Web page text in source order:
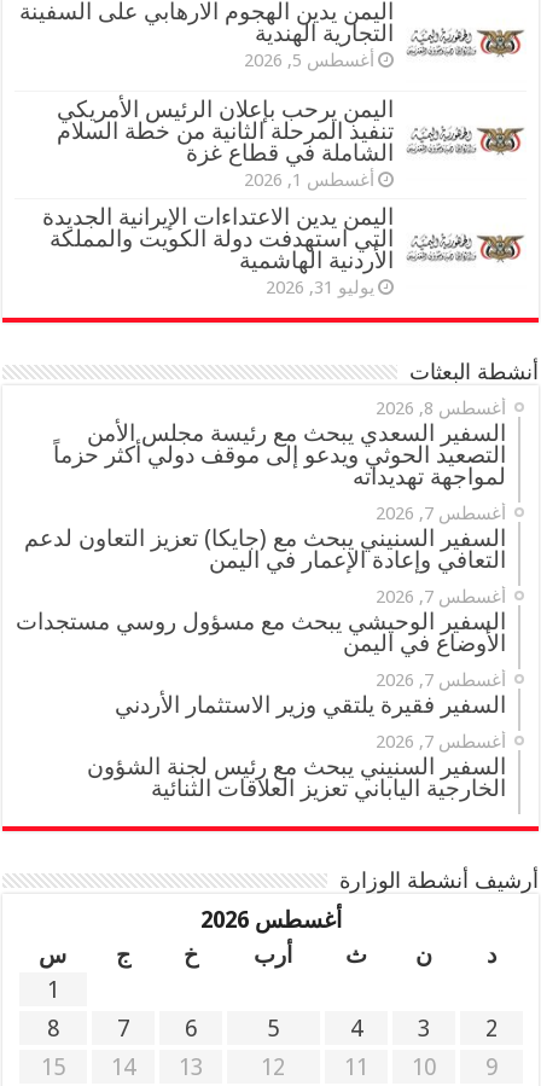
اليمن يدين الهجوم الارهابي على السفينة
التجارية الهندية
أغسطس 5, 2026
اليمن يرحب بإعلان الرئيس الأمريكي
تنفيذ المرحلة الثانية من خطة السلام
الشاملة في قطاع غزة
أغسطس 1, 2026
اليمن يدين الاعتداءات الإيرانية الجديدة
التي استهدفت دولة الكويت والمملكة
الأردنية الهاشمية
يوليو 31, 2026
أنشطة البعثات
أغسطس 8, 2026
السفير السعدي يبحث مع رئيسة مجلس الأمن
التصعيد الحوثي ويدعو إلى موقف دولي أكثر حزماً
لمواجهة تهديداته
أغسطس 7, 2026
السفير السنيني يبحث مع (جايكا) تعزيز التعاون لدعم
التعافي وإعادة الإعمار في اليمن
أغسطس 7, 2026
السفير الوحيشي يبحث مع مسؤول روسي مستجدات
الأوضاع في اليمن
أغسطس 7, 2026
السفير فقيرة يلتقي وزير الاستثمار الأردني
أغسطس 7, 2026
السفير السنيني يبحث مع رئيس لجنة الشؤون
الخارجية الياباني تعزيز العلاقات الثنائية
أرشيف أنشطة الوزارة
أغسطس 2026
د
ن ث أرب خ ج
س
1
2
3
4
5
6
7
8
9
10
11
12
13
14
15